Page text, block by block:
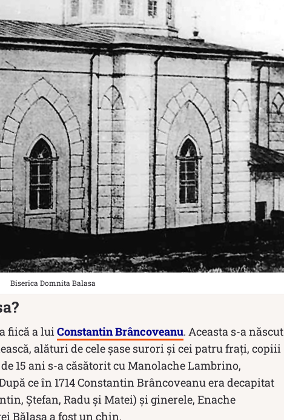
Biserica Domnita Balasa
fiică a luiConstantin Brâncoveanu. Aceasta s-a născut
alături de cele şase surori şi cei patru fraţi, copiii
15 ani s-a căsătorit cu Manolache Lambrino,
ce în 1714 Constantin Brâncoveanu era decapitat
Ștefan, Radu și Matei) și ginerele, Enache
Bălașa a fost un chin.